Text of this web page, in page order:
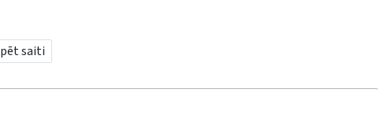
saiti